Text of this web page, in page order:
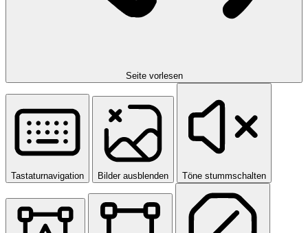
Seite vorlesen
Tastaturnavigation Bilder ausblenden Töne stummschalten